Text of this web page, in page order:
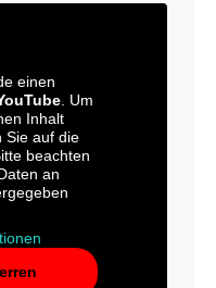
einen
. Um
Inhalt
Sie auf die
beachten
an